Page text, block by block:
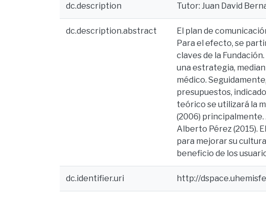
dc.description Tutor: Juan David
dc.description.abstract
El plan de
Para el efecto, se
claves de la
una estrategia,
médico.
presupuestos,
teórico se utilizará la
(2006)
Alberto Pérez (2015).
para mejorar su
beneficio de los
dc.identifier.uri http://